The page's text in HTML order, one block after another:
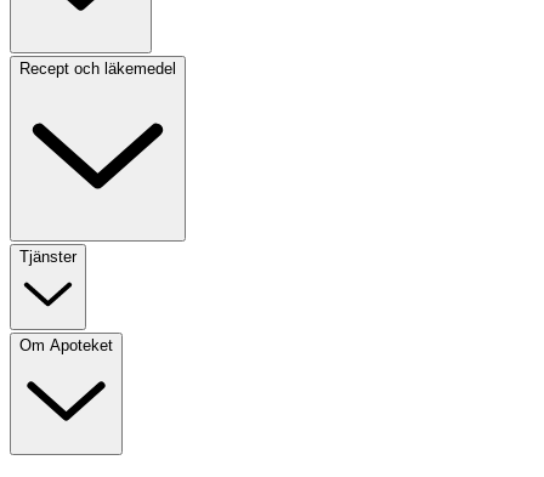
Recept och läkemedel
Tjänster
Om Apoteket